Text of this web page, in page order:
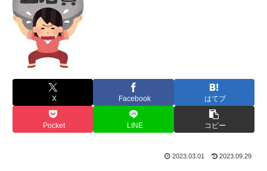
X Facebook はてブ
Pocket LINE コピー
2023.03.01 2023.09.29